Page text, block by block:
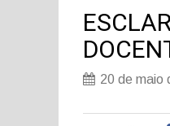
20 de maio